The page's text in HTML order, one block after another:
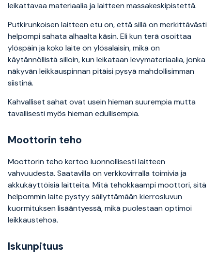
leikattavaa materiaalia ja laitteen massakeskipistettä.
Putkirunkoisen laitteen etu on, että sillä on merkittävästi
helpompi sahata alhaalta käsin. Eli kun terä osoittaa
ylöspäin ja koko laite on ylösalaisin, mikä on
käytännöllistä silloin, kun leikataan levymateriaalia, jonka
näkyvän leikkauspinnan pitäisi pysyä mahdollisimman
siistinä.
Kahvalliset sahat ovat usein hieman suurempia mutta
tavallisesti myös hieman edullisempia.
Moottorin teho
Moottorin teho kertoo luonnollisesti laitteen
vahvuudesta. Saatavilla on verkkovirralla toimivia ja
akkukäyttöisiä laitteita. Mitä tehokkaampi moottori, sitä
helpommin laite pystyy säilyttämään kierrosluvun
kuormituksen lisääntyessä, mikä puolestaan optimoi
leikkaustehoa.
Iskunpituus